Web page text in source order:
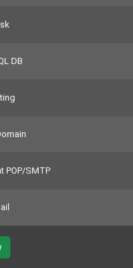
DB
POP/SMTP